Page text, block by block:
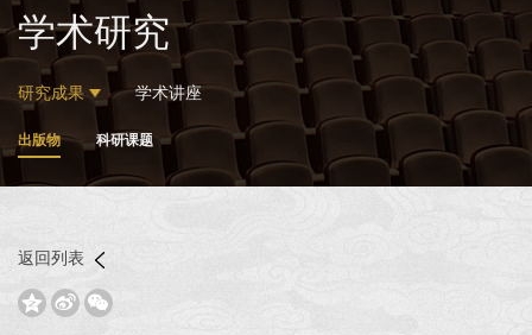
学术研究
研究成果 学术讲座
出版物 科研课题
返回列表
  